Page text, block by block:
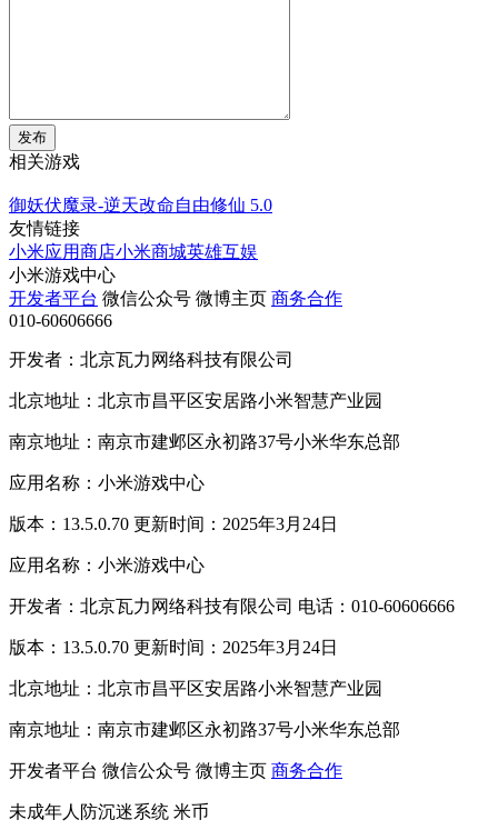
发布
相关游戏
御妖伏魔录-逆天改命自由修仙 5.0
友情链接
小米应用商店小米商城英雄互娱
小米游戏中心
开发者平台 微信公众号 微博主页 商务合作
010-60606666
开发者：北京瓦力网络科技有限公司
北京地址：北京市昌平区安居路小米智慧产业园
南京地址：南京市建邺区永初路37号小米华东总部
应用名称：小米游戏中心
版本：13.5.0.70 更新时间：2025年3月24日
应用名称：小米游戏中心
开发者：北京瓦力网络科技有限公司 电话：010-60606666
版本：13.5.0.70 更新时间：2025年3月24日
北京地址：北京市昌平区安居路小米智慧产业园
南京地址：南京市建邺区永初路37号小米华东总部
开发者平台 微信公众号 微博主页 商务合作
未成年人防沉迷系统 米币